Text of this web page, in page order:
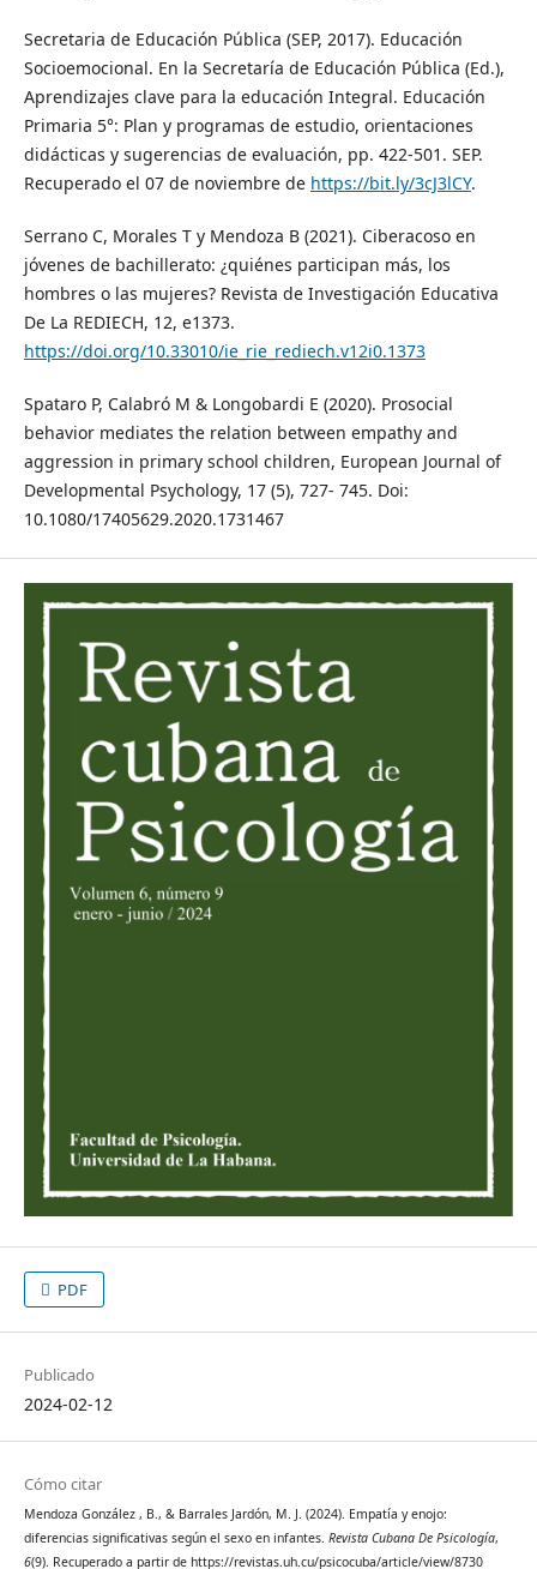
Secretaria de Educación Pública (SEP, 2017). Educación
Socioemocional. En la Secretaría de Educación Pública (Ed.),
Aprendizajes clave para la educación Integral. Educación
Primaria 5°: Plan y programas de estudio, orientaciones
didácticas y sugerencias de evaluación, pp. 422-501. SEP.
Recuperado el 07 de noviembre de https://bit.ly/3cJ3lCY.
Serrano C, Morales T y Mendoza B (2021). Ciberacoso en
jóvenes de bachillerato: ¿quiénes participan más, los
hombres o las mujeres? Revista de Investigación Educativa
De La REDIECH, 12, e1373.
https://doi.org/10.33010/ie_rie_rediech.v12i0.1373
Spataro P, Calabró M & Longobardi E (2020). Prosocial
behavior mediates the relation between empathy and
aggression in primary school children, European Journal of
Developmental Psychology, 17 (5), 727- 745. Doi:
10.1080/17405629.2020.1731467
PDF
Publicado
2024-02-12
Cómo citar
Mendoza González , B., & Barrales Jardón, M. J. (2024). Empatía y enojo:
diferencias significativas según el sexo en infantes. Revista Cubana De Psicología,
6(9). Recuperado a partir de https://revistas.uh.cu/psicocuba/article/view/8730